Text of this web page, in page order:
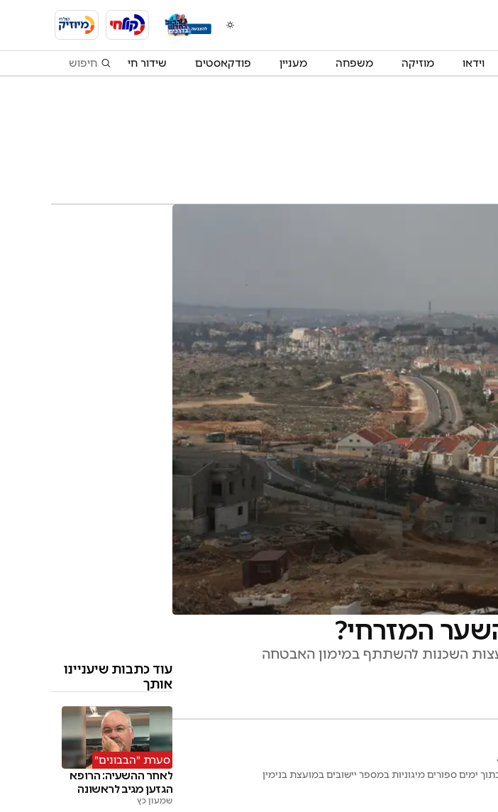
וידאו מוזיקה משפחה מעניין פודקאסטים שידור חי
המזרחי?
השכנות להשתתף במימון האבטחה
ימים ספורים מיגוניות במספר יישובים במועצת בנימין
עוד כתבות שיעניינו
אותך
סערת "הבבונים"
לאחר ההשעיה: הרופא
הגזען מגיב לראשונה
שמעון כץ